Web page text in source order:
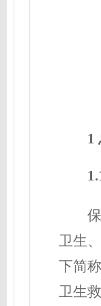
1
卫生
下简
卫生